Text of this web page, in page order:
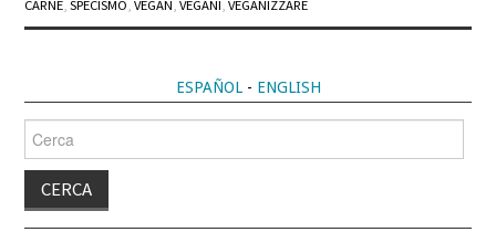
CARNE,SPECISMO,VEGAN,VEGANI,VEGANIZZARE
ESPAÑOL- ENGLISH
Cerca
per: